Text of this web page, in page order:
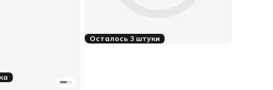
Осталось 3 штуки